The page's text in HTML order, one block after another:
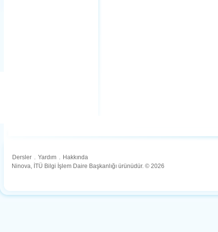
Dersler . Yardım . Hakkında
Ninova, İTÜ Bilgi İşlem Daire Başkanlığı ürünüdür. © 2026